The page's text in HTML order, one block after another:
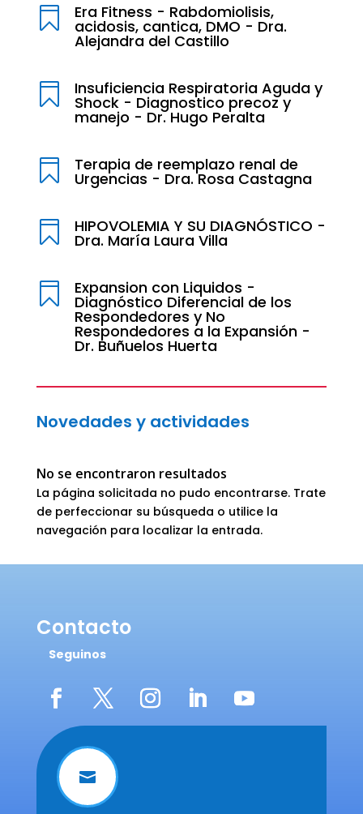
 Era Fitness - Rabdomiolisis,
acidosis, cantica, DMO - Dra.
Alejandra del Castillo
 Insuficiencia Respiratoria Aguda y
Shock - Diagnostico precoz y
manejo - Dr. Hugo Peralta
 Terapia de reemplazo renal de
Urgencias - Dra. Rosa Castagna
 HIPOVOLEMIA Y SU DIAGNÓSTICO -
Dra. María Laura Villa
 Expansion con Liquidos -
Diagnóstico Diferencial de los
Respondedores y No
Respondedores a la Expansión -
Dr. Buñuelos Huerta
Novedades y actividades
No se encontraron resultados
La página solicitada no pudo encontrarse. Trate
de perfeccionar su búsqueda o utilice la
navegación para localizar la entrada.
Contacto
Seguinos
